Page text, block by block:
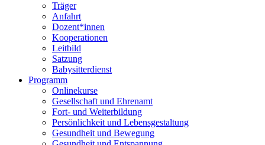
Träger
Anfahrt
Dozent*innen
Kooperationen
Leitbild
Satzung
Babysitterdienst
Programm
Onlinekurse
Gesellschaft und Ehrenamt
Fort- und Weiterbildung
Persönlichkeit und Lebensgestaltung
Gesundheit und Bewegung